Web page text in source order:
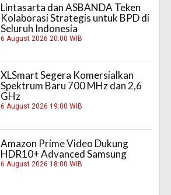
Lintasarta dan ASBANDA Teken
Kolaborasi Strategis untuk BPD di
Seluruh Indonesia
6 August 2026 20:00 WIB
XLSmart Segera Komersialkan
Spektrum Baru 700 MHz dan 2,6
GHz
6 August 2026 19:00 WIB
Amazon Prime Video Dukung
HDR10+ Advanced Samsung
6 August 2026 18:00 WIB